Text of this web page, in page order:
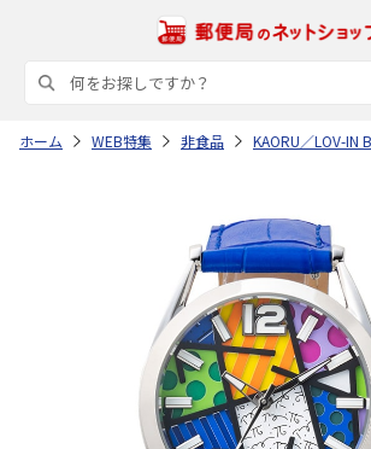
ホーム WEB特集 非食品 KAORU／LOV-IN